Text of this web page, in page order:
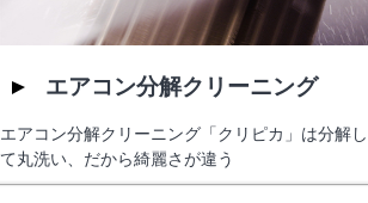
エアコン分解クリーニング
エアコン分解クリーニング「クリピカ」は分解し
て丸洗い、だから綺麗さが違う